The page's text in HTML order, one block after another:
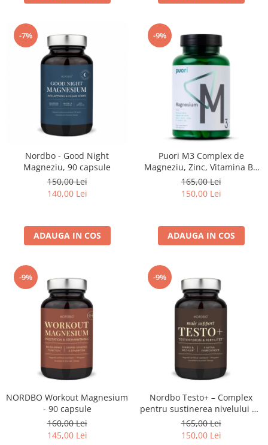
-7%
Nordbo - Good Night
Magneziu, 90 capsule
150,00 Lei
140,00 Lei
ADAUGA IN COS
-9%
Puori M3 Complex de
Magneziu, Zinc, Vitamina B6
si Acid Malic - 120 capsule
165,00 Lei
150,00 Lei
ADAUGA IN COS
-9%
NORDBO Workout Magnesium
- 90 capsule
160,00 Lei
145,00 Lei
-9%
Nordbo Testo+ – Complex
pentru sustinerea nivelului de
testosteron, energie si
fertilitate, 90 capsule
165,00 Lei
150,00 Lei